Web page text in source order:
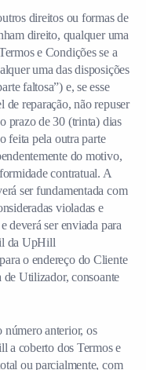
direitos ou formas de
direito, qualquer uma
e Condições se a
uma das disposições
faltosa”) e, se esse
reparação, não repuser
prazo de 30 (trinta) dias
feita pela outra parte
do motivo,
contratual. A
ser fundamentada com
violadas e
deverá ser enviada para
da UpHill
o endereço do Cliente
Utilizador, consoante
número anterior, os
a coberto dos Termos e
ou parcialmente, com